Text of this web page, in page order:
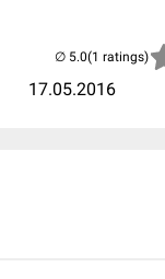
17.05.2016
(1 ratings)